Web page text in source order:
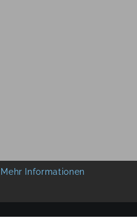
Mehr Informationen